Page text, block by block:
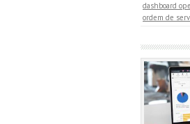
dashboard
ordem de